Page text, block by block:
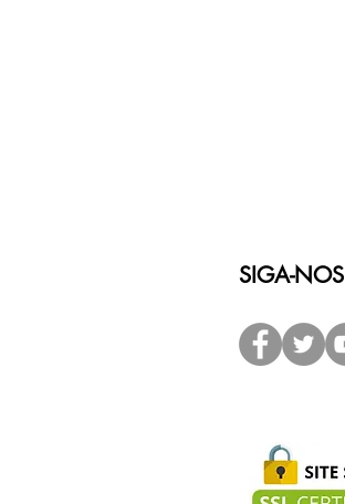
SIGA-NOS